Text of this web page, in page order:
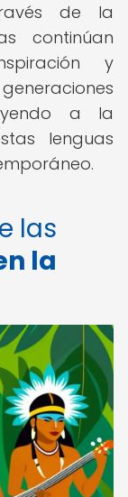
de la
continúan
y
a la
lenguas
las
la